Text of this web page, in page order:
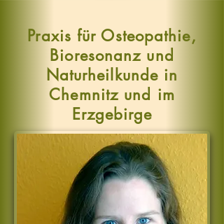
Praxis für Osteopathie,
Bioresonanz und
Naturheilkunde in
Chemnitz und im
Erzgebirge